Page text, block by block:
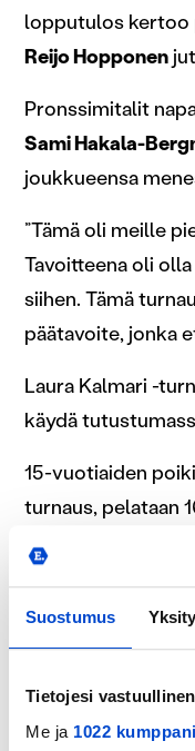
Suostumus
Tietojesi
Me ja 1022
lopputulos kertoo
Reijo Hopponen
Pronssimitalit
Sami Hakala-
joukkueensa
”Tämä oli meille
Tavoitteena oli
siihen. Tämä
päätavoite, jonka
Laura Kalmari -
käydä
15-vuotiaiden
turnaus, pelataan